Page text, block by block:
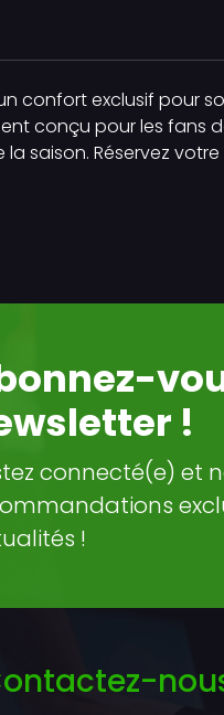
confort exclusif pour
conçu pour les fans
la saison. Réservez
!
connecté(e) et
!